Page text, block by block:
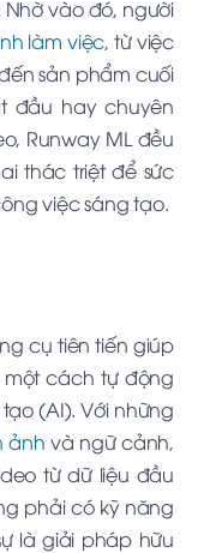
Nhờ vào đó, người
làm việc, từ việc
sản phẩm cuối
đầu hay chuyên
Runway ML đều
thác triệt để sức
việc sáng tạo.
cụ tiên tiến giúp
một cách tự động
(AI). Với những
ảnh và ngữ cảnh,
từ dữ liệu đầu
phải có kỹ năng
là giải pháp hữu